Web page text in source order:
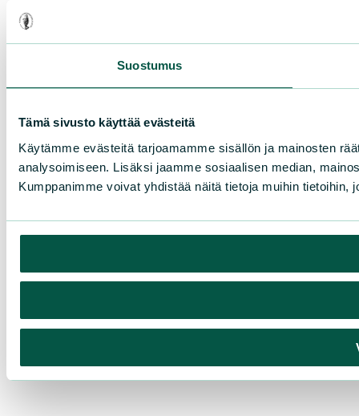
Suostumus
Tämä sivusto käyttää evästeitä
Käytämme evästeitä tarjoamamme sisällön ja mainosten
analysoimiseen. Lisäksi jaamme sosiaalisen median,
Kumppanimme voivat yhdistää näitä tietoja muihin tietoihin,